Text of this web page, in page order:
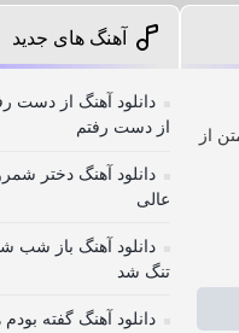
آهنگ های جدید
دانلود آهنگ از دست
از دﺳﺖ رﻓﺘﻢ
دانلود آهنگ دختر
عالی
دانلود آهنگ باز
تنگ شد
دانلود آهنگ گفته